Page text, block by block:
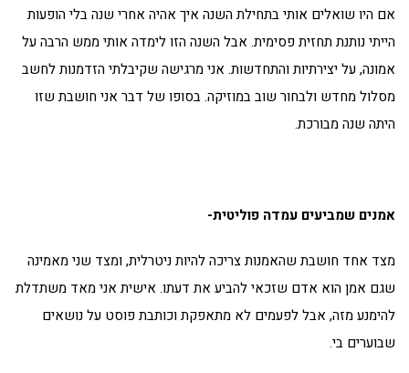
אם היו שואלים אותי בתחילת השנה איך אהיה אחרי שנה בלי הופעות
הייתי נותנת תחזית פסימית. אבל השנה הזו לימדה אותי ממש הרבה על
אמונה, על יצירתיות והתחדשות. אני מרגישה שקיבלתי הזדמנות לחשב
מסלול מחדש ולבחור שוב במוזיקה. בסופו של דבר אני חושבת שזו
היתה שנה מבורכת.
אמנים שמביעים עמדה פוליטית-
מצד אחד חושבת שהאמנות צריכה להיות ניטרלית, ומצד שני מאמינה
שגם אמן הוא אדם שזכאי להביע את דעתו. אישית אני מאד משתדלת
להימנע מזה, אבל לפעמים לא מתאפקת וכותבת פוסט על נושאים
שבוערים בי.